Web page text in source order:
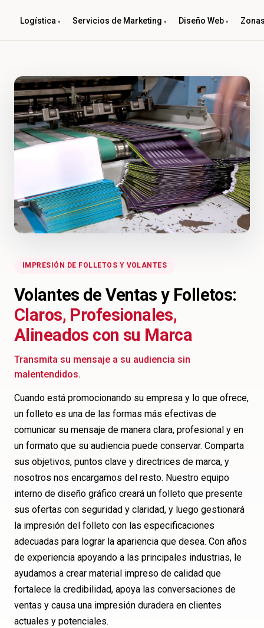
Logística Servicios de Marketing Diseño Web
IMPRESIÓN DE FOLLETOS Y VOLANTES
Volantes de Ventas y Folletos:
Claros, Profesionales,
Alineados con su Marca
Transmita su mensaje a su audiencia sin
malentendidos.
Cuando está promocionando su empresa y lo que ofrece,
un folleto es una de las formas más efectivas de
comunicar su mensaje de manera clara, profesional y en
un formato que su audiencia puede conservar. Comparta
sus objetivos, puntos clave y directrices de marca, y
nosotros nos encargamos del resto. Nuestro equipo
interno de diseño gráfico creará un folleto que presente
sus ofertas con seguridad y claridad, y luego gestionará
la impresión del folleto con las especificaciones
adecuadas para lograr la apariencia que desea. Con años
de experiencia apoyando a las principales industrias, le
ayudamos a crear material impreso de calidad que
fortalece la credibilidad, apoya las conversaciones de
ventas y causa una impresión duradera en clientes
actuales y potenciales.